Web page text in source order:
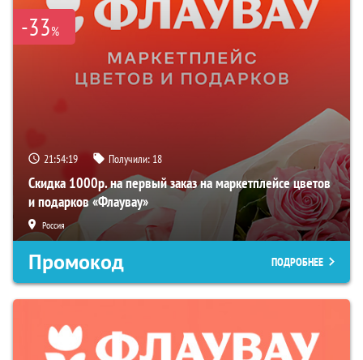
-33%
21:54:18 Получили: 18
Скидка 1000р. на первый заказ на маркетплейсе цветов
и подарков «Флаувау»
Россия
Промокод ПОДРОБНЕЕ